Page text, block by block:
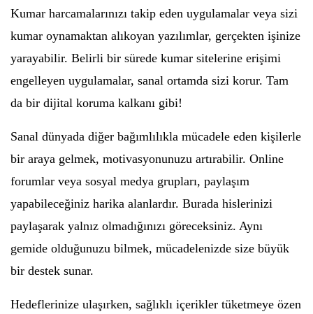
Kumar harcamalarınızı takip eden uygulamalar veya sizi
kumar oynamaktan alıkoyan yazılımlar, gerçekten işinize
yarayabilir. Belirli bir sürede kumar sitelerine erişimi
engelleyen uygulamalar, sanal ortamda sizi korur. Tam
da bir dijital koruma kalkanı gibi!
Sanal dünyada diğer bağımlılıkla mücadele eden kişilerle
bir araya gelmek, motivasyonunuzu artırabilir. Online
forumlar veya sosyal medya grupları, paylaşım
yapabileceğiniz harika alanlardır. Burada hislerinizi
paylaşarak yalnız olmadığınızı göreceksiniz. Aynı
gemide olduğunuzu bilmek, mücadelenizde size büyük
bir destek sunar.
Hedeflerinize ulaşırken, sağlıklı içerikler tüketmeye özen